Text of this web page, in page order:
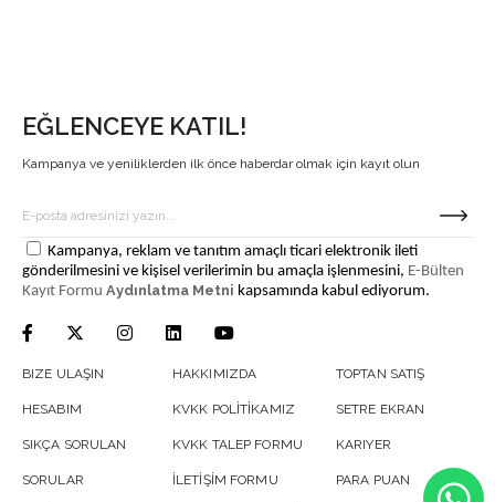
EĞLENCEYE KATIL!
Kampanya ve yeniliklerden ilk önce haberdar olmak için kayıt olun
Kampanya, reklam ve tanıtım amaçlı ticari elektronik ileti
gönderilmesini ve kişisel verilerimin bu amaçla işlenmesini, E-Bülten
Kayıt Formu Aydınlatma Metni kapsamında kabul ediyorum.
BIZE ULAŞIN
HESABIM
SIKÇA SORULAN
SORULAR
HAKKIMIZDA
KVKK POLİTİKAMIZ
KVKK TALEP FORMU
İLETİŞİM FORMU
TOPTAN SATIŞ
SETRE EKRAN
KARIYER
PARA PUAN